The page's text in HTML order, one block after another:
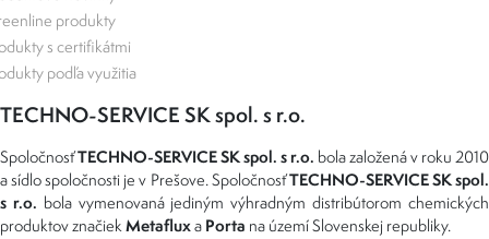
produkty
s certifikátmi
podľa využitia
TECHNO-SERVICE SK spol. s r.o.
SpoločnosťTECHNO-SERVICE SK spol. s r.o. bola založená v roku 2010
a sídlo spoločnosti je v Prešove. SpoločnosťTECHNO-SERVICE SK spol.
s r.o. bola vymenovaná jediným výhradným distribútorom chemických
produktov značiekMetafluxa Porta na území Slovenskej republiky.